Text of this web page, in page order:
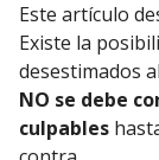
Este artículo
Existe la
desestimados
NO se debe
culpables